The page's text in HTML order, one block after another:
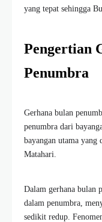
yang tepat sehingga
Pengertian
Penumbra
Gerhana bulan
penumbra dari
bayangan utama
Matahari.
Dalam gerhana bulan
dalam penumbra,
sedikit redup.